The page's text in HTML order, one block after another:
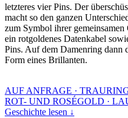
letzteres vier Pins. Der
macht so den ganzen
zum Symbol ihrer
ein rotgoldenes Datenkabel
Pins. Auf dem Damenring dann
Form eines Brillanten.
AUF ANFRAGE ·
ROT- UND ROSÉGOLD ·
Geschichte lesen ↓